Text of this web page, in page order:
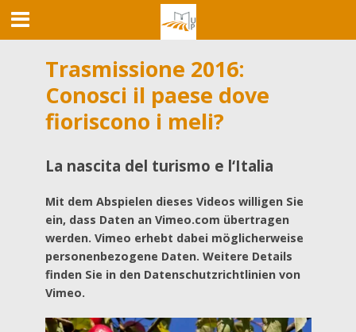
Trasmissione 2016:
Conosci il paese dove
fioriscono i meli?
La nascita del turismo e l‘Italia
Mit dem Abspielen dieses Videos willigen Sie
ein, dass Daten an Vimeo.com übertragen
werden. Vimeo erhebt dabei möglicherweise
personenbezogene Daten. Weitere Details
finden Sie in den Datenschutzrichtlinien von
Vimeo.